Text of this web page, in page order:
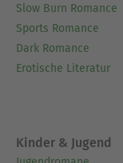
Slow Burn Romance
Sports Romance
Dark Romance
Erotische Literatur
Kinder & Jugend